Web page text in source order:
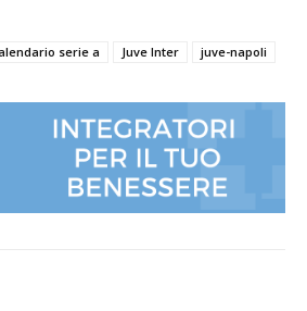
serie a Juve Inter
juve-napoli